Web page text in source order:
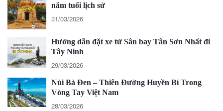
năm tuổi lịch sử
31/03/2026
Hướng dẫn đặt xe từ Sân bay Tân Sơn Nhất đi
Tây Ninh
29/03/2026
Núi Bà Đen – Thiên Đường Huyền Bí Trong
Vòng Tay Việt Nam
28/03/2026